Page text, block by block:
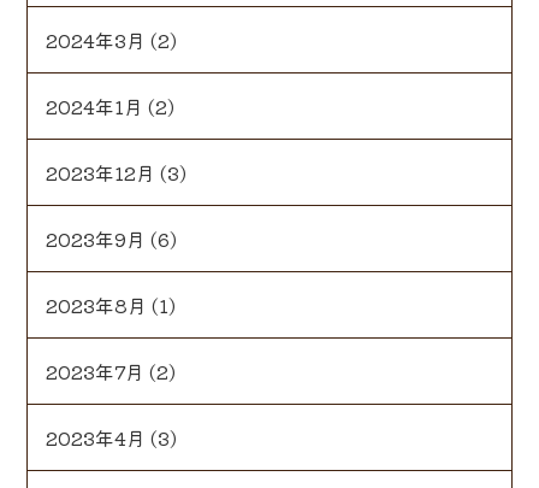
2024年3月 (2)
2024年1月 (2)
2023年12月 (3)
2023年9月 (6)
2023年8月 (1)
2023年7月 (2)
2023年4月 (3)